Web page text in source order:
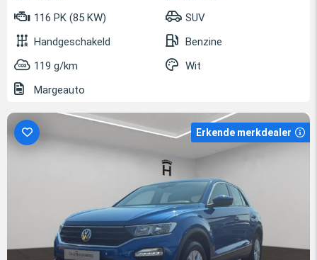
116 PK (85 KW)
SUV
Handgeschakeld
Benzine
119 g/km
Wit
Margeauto
Erkende merkdealer